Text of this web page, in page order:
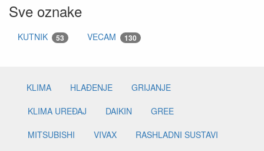
Sve oznake
KUTNIK 53 VECAM 130
KLIMA HLAĐENJE
GRIJANJE
KLIMA UREĐAJ
DAIKIN
GREE
MITSUBISHI
VIVAX
RASHLADNI SUSTAVI